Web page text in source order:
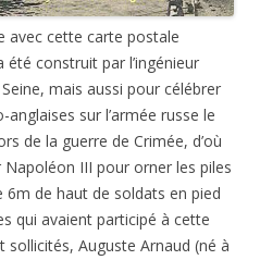
avec cette carte postale
été construit par l’ingénieur
mais aussi pour célébrer
sur l’armée russe le
de la guerre de Crimée, d’où
III pour orner les piles
de haut de soldats en pied
qui avaient participé à cette
Auguste Arnaud (né à